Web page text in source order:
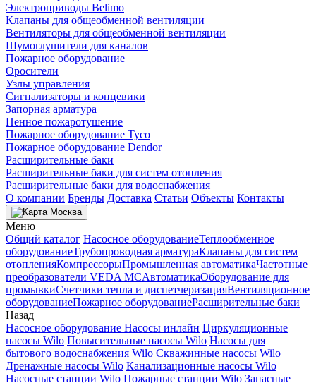
Электроприводы Belimo
Клапаны для общеобменной вентиляции
Вентиляторы для общеобменной вентиляции
Шумоглушители для каналов
Пожарное оборудование
Оросители
Узлы управления
Сигнализаторы и концевики
Запорная арматура
Пенное пожаротушение
Пожарное оборудование Tyco
Пожарное оборудование Dendor
Расширительные баки
Расширительные баки для систем отопления
Расширительные баки для водоснабжения
О компании Бренды Доставка Статьи Объекты Контакты
Москва
Меню
Общий каталог Насосное оборудованиеТеплообменное
оборудованиеТрубопроводная арматураКлапаны для систем
отопленияКомпрессорыПромышленная автоматикаЧастотные
преобразователи VEDA MCАвтоматикаОборудование для
промывкиСчетчики тепла и диспетчеризацияВентиляционное
оборудованиеПожарное оборудованиеРасширительные баки
Назад
Насосное оборудование Насосы инлайн Циркуляционные
насосы Wilo Повысительные насосы Wilo Насосы для
бытового водоснабжения Wilo Скважинные насосы Wilo
Дренажные насосы Wilo Канализационные насосы Wilo
Насосные станции Wilo Пожарные станции Wilo Запасные